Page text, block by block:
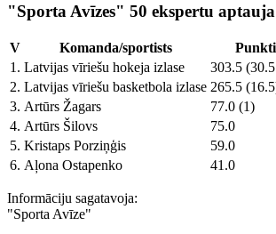
"Sporta Avīzes" 50 ekspertu aptauja
V Komanda/sportists
Punkti
1. Latvijas vīriešu hokeja izlase
303.5
2. Latvijas vīriešu basketbola izlase 265.5
3. Artūrs Žagars
77.0 (1)
4. Artūrs Šilovs
75.0
5. Kristaps Porziņģis
59.0
6. Aļona Ostapenko 41.0
Informāciju sagatavoja:
"Sporta Avīze"